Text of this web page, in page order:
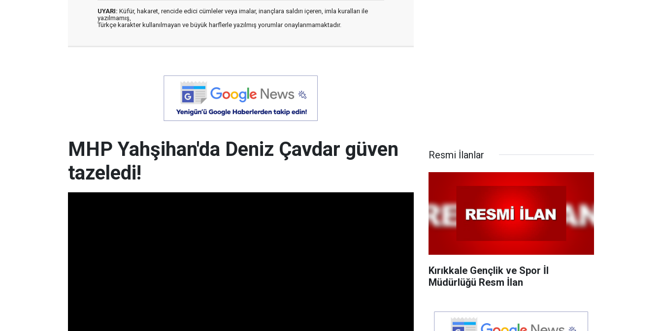
UYARI: Küfür, hakaret, rencide edici cümleler veya imalar, inançlara saldırı içeren, imla kuralları ile
yazılmamış,
Türkçe karakter kullanılmayan ve büyük harflerle yazılmış yorumlar onaylanmamaktadır.
MHP Yahşihan'da Deniz Çavdar güven
tazeledi!
Resmi İlanlar
Kırıkkale Gençlik ve Spor İl
Müdürlüğü Resm İlan